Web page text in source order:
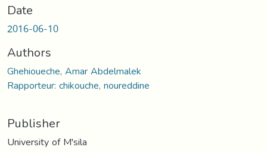
Date
2016-06-10
Authors
Ghehioueche, Amar Abdelmalek
Rapporteur: chikouche, noureddine
Publisher
University of M'sila